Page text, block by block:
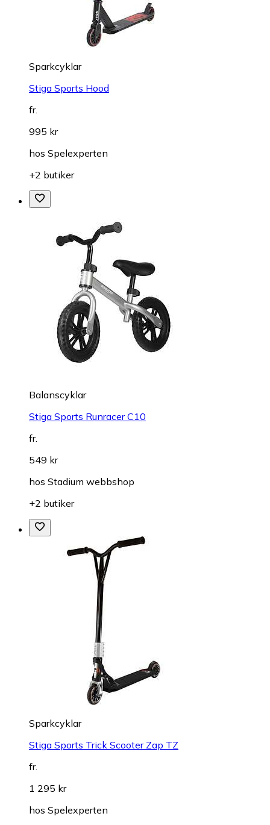
Sparkcyklar
Stiga Sports Hood
fr.
995 kr
hos Spelexperten
+2 butiker
Balanscyklar
Stiga Sports Runracer C10
fr.
549 kr
hos Stadium webbshop
+2 butiker
Sparkcyklar
Stiga Sports Trick Scooter Zap TZ
fr.
1 295 kr
hos Spelexperten